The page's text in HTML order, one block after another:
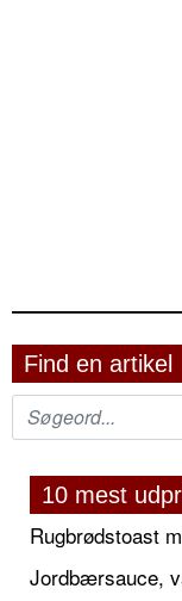
Find en artikel
10 mest
Rugbrødstoast
Jordbærsauce,